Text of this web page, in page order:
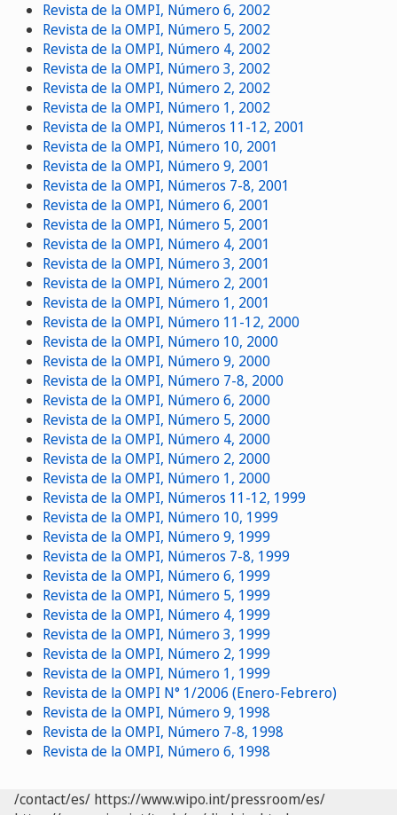
Revista de la OMPI, Número 6, 2002
Revista de la OMPI, Número 5, 2002
Revista de la OMPI, Número 4, 2002
Revista de la OMPI, Número 3, 2002
Revista de la OMPI, Número 2, 2002
Revista de la OMPI, Número 1, 2002
Revista de la OMPI, Números 11-12, 2001
Revista de la OMPI, Número 10, 2001
Revista de la OMPI, Número 9, 2001
Revista de la OMPI, Números 7-8, 2001
Revista de la OMPI, Número 6, 2001
Revista de la OMPI, Número 5, 2001
Revista de la OMPI, Número 4, 2001
Revista de la OMPI, Número 3, 2001
Revista de la OMPI, Número 2, 2001
Revista de la OMPI, Número 1, 2001
Revista de la OMPI, Número 11-12, 2000
Revista de la OMPI, Número 10, 2000
Revista de la OMPI, Número 9, 2000
Revista de la OMPI, Número 7-8, 2000
Revista de la OMPI, Número 6, 2000
Revista de la OMPI, Número 5, 2000
Revista de la OMPI, Número 4, 2000
Revista de la OMPI, Número 2, 2000
Revista de la OMPI, Número 1, 2000
Revista de la OMPI, Números 11-12, 1999
Revista de la OMPI, Número 10, 1999
Revista de la OMPI, Número 9, 1999
Revista de la OMPI, Números 7-8, 1999
Revista de la OMPI, Número 6, 1999
Revista de la OMPI, Número 5, 1999
Revista de la OMPI, Número 4, 1999
Revista de la OMPI, Número 3, 1999
Revista de la OMPI, Número 2, 1999
Revista de la OMPI, Número 1, 1999
Revista de la OMPI N° 1/2006 (Enero-Febrero)
Revista de la OMPI, Número 9, 1998
Revista de la OMPI, Número 7-8, 1998
Revista de la OMPI, Número 6, 1998
/contact/es/ https://www.wipo.int/pressroom/es/